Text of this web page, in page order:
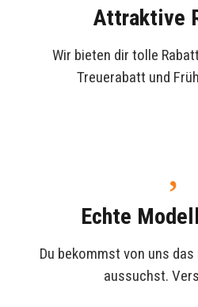
Attraktive
Wir bieten dir tolle
Treuerabatt und
Echte
Du bekommst von uns
aussuchst.